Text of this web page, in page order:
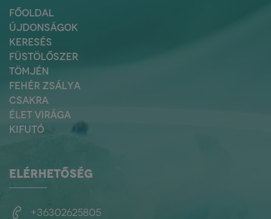
FŐOLDAL
ÚJDONSÁGOK
KERESÉS
FÜSTÖLŐSZER
TÖMJÉN
FEHÉR ZSÁLYA
CSAKRA
ÉLET VIRÁGA
KIFUTÓ
ELÉRHETŐSÉG
+36302625805